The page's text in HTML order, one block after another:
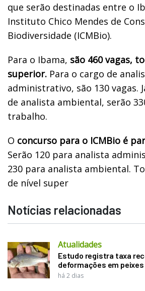
que serão destinadas entre o
Instituto Chico Mendes de
Biodiversidade (ICMBio).
Para o Ibama, são 460 vagas,
superior. Para o cargo de
administrativo, são 130 vagas.
de analista ambiental, serão
trabalho.
O concurso para o ICMBio é
Serão 120 para analista
230 para analista ambiental.
de nível super
Notícias relacionadas
Atualidades
Estudo registra taxa
deformações em peixes
há 2 dias